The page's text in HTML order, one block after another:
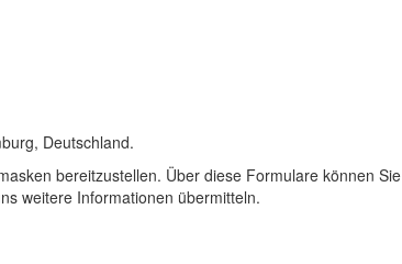
Deutschland.
bereitzustellen. Über diese Formulare können Sie
weitere Informationen übermitteln.